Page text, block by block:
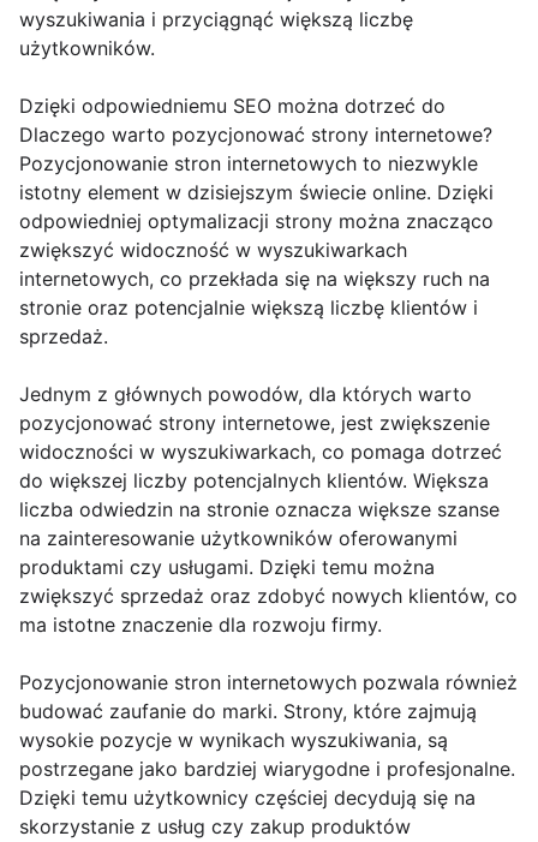
wyszukiwania i przyciągnąć większą liczbę
użytkowników.
Dzięki odpowiedniemu SEO można dotrzeć do
Dlaczego warto pozycjonować strony internetowe?
Pozycjonowanie stron internetowych to niezwykle
istotny element w dzisiejszym świecie online. Dzięki
odpowiedniej optymalizacji strony można znacząco
zwiększyć widoczność w wyszukiwarkach
internetowych, co przekłada się na większy ruch na
stronie oraz potencjalnie większą liczbę klientów i
sprzedaż.
Jednym z głównych powodów, dla których warto
pozycjonować strony internetowe, jest zwiększenie
widoczności w wyszukiwarkach, co pomaga dotrzeć
do większej liczby potencjalnych klientów. Większa
liczba odwiedzin na stronie oznacza większe szanse
na zainteresowanie użytkowników oferowanymi
produktami czy usługami. Dzięki temu można
zwiększyć sprzedaż oraz zdobyć nowych klientów, co
ma istotne znaczenie dla rozwoju firmy.
Pozycjonowanie stron internetowych pozwala również
budować zaufanie do marki. Strony, które zajmują
wysokie pozycje w wynikach wyszukiwania, są
postrzegane jako bardziej wiarygodne i profesjonalne.
Dzięki temu użytkownicy częściej decydują się na
skorzystanie z usług czy zakup produktów